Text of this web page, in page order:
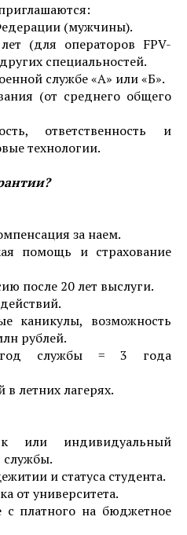
(мужчины).
(для операторов FPV-
специальностей.
службе «А» или «Б».
(от среднего общего
ответственность и
технологии.
за наем.
помощь и страхование
после 20 лет выслуги.
каникулы, возможность
рублей.
службы = 3 года
в летних лагерях.
или индивидуальный
службы.
и статуса студента.
от университета.
с платного на бюджетное